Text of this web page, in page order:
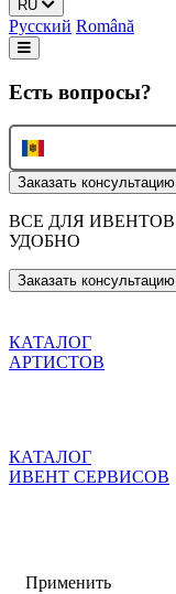
RU
Русский Română
Есть вопросы?
Заказать консультацию
ВСЕ ДЛЯ ИВЕНТОВ
УДОБНО
Заказать консультацию
КАТАЛОГ
АРТИСТОВ
КАТАЛОГ
ИВЕНТ СЕРВИСОВ
Применить